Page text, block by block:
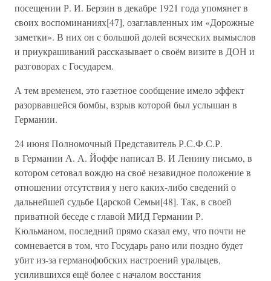
посещении Р. И. Берзин в декабре 1921 года упомянет в
своих воспоминаниях[47], озаглавленных им «Дорожные
заметки». В них он с большой долей всяческих вымыслов
и приукрашиваний рассказывает о своём визите в ДОН и
разговорах с Государем.
А тем временем, это газетное сообщение имело эффект
разорвавшейся бомбы, взрыв которой был услышан в
Германии.
24 июня Полномочный Представитель Р.С.Ф.С.Р.
в Германии А. А. Йоффе написал В. И Ленину письмо, в
котором сетовал вождю на своё незавидное положение в
отношении отсутствия у него каких-либо сведений о
дальнейшей судьбе Царской Семьи[48]. Так, в своей
приватной беседе с главой МИД Германии Р.
Кюльманом, последний прямо сказал ему, что почти не
сомневается в том, что Государь рано или поздно будет
убит из-за германофобских настроений уральцев,
усилившихся ещё более с началом восстания